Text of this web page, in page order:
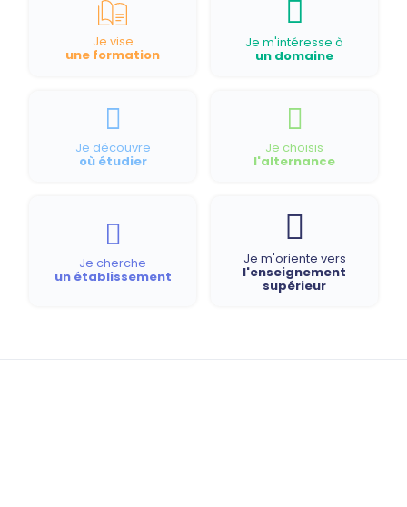
Je vise
une formation
Je m'intéresse à
un domaine
Je découvre
où étudier
Je choisis
l'alternance
Je cherche
un établissement
Je m'oriente vers
l'enseignement
supérieur